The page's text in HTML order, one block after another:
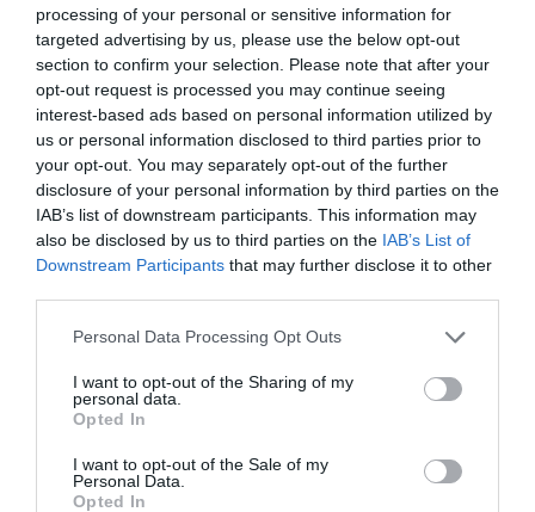
processing of your personal or sensitive information for
targeted advertising by us, please use the below opt-out
section to confirm your selection. Please note that after your
opt-out request is processed you may continue seeing
interest-based ads based on personal information utilized by
us or personal information disclosed to third parties prior to
your opt-out. You may separately opt-out of the further
disclosure of your personal information by third parties on the
IAB’s list of downstream participants. This information may
also be disclosed by us to third parties on the IAB’s List of
Downstream Participants that may further disclose it to other
Please note that this website/app uses one or more Google
not limited to your visit or usage behaviour. You may click to
grant or deny consent to Google and its third-party tags to
use your data for below specified purposes in below Google
consent section.
Personal Data Processing Opt Outs
I want to opt-out of the Sharing of my
personal data.
Opted In
I want to opt-out of the Sale of my
Personal Data.
Opted In
01.08.2026 15:06
Αυτό είναι το σύμπτωμα του καρκίνου του
δέρματος που μπορεί να εντοπιστεί στο
κομμωτήριο! – Τι δείχνει νέα έρευνα
Ξυπνάτε και σέρνεστε από την κούραση;
8+1 απλές κινήσεις για περισσότερη
ενέργεια από το πρωί